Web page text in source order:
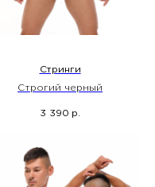
Стринги
Строгий черный
3 390 р.